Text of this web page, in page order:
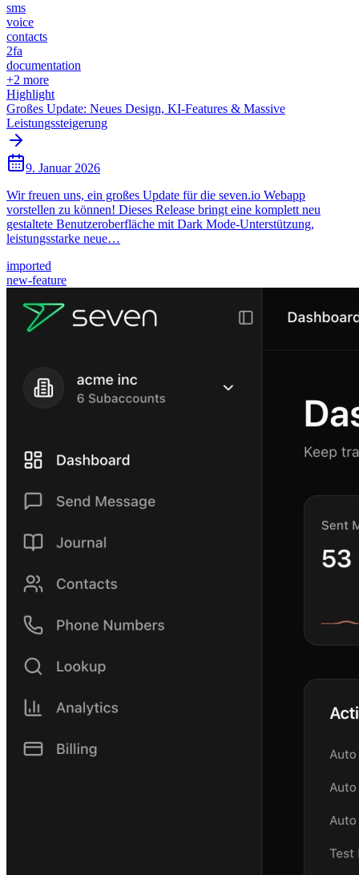
sms
voice
contacts
2fa
documentation
+2 more
Highlight
Großes Update: Neues Design, KI-Features & Massive
Leistungssteigerung
9. Januar 2026
Wir freuen uns, ein großes Update für die seven.io Webapp
vorstellen zu können! Dieses Release bringt eine komplett neu
gestaltete Benutzeroberfläche mit Dark Mode-Unterstützung,
leistungsstarke neue…
imported
new-feature